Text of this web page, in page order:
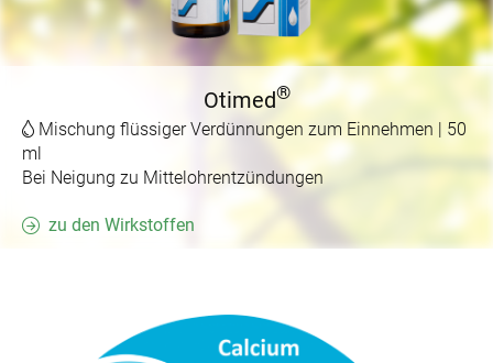
Otimed®
Mischung flüssiger Verdünnungen zum Einnehmen | 50
ml
Bei Neigung zu Mittelohrentzündungen
zu den Wirkstoffen